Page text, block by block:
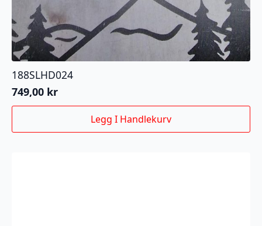
188SLHD024
749,00 kr
Legg I Handlekurv